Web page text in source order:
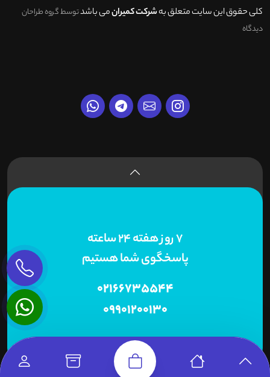
کلی حقوق این سایت متعلق بهشرکت کمیرانمی باشدتوسط گروه طراحان
دیدگاه
7 روز هفته 24 ساعته
پاسخگوی شما هستیم
02166735544
09901200130